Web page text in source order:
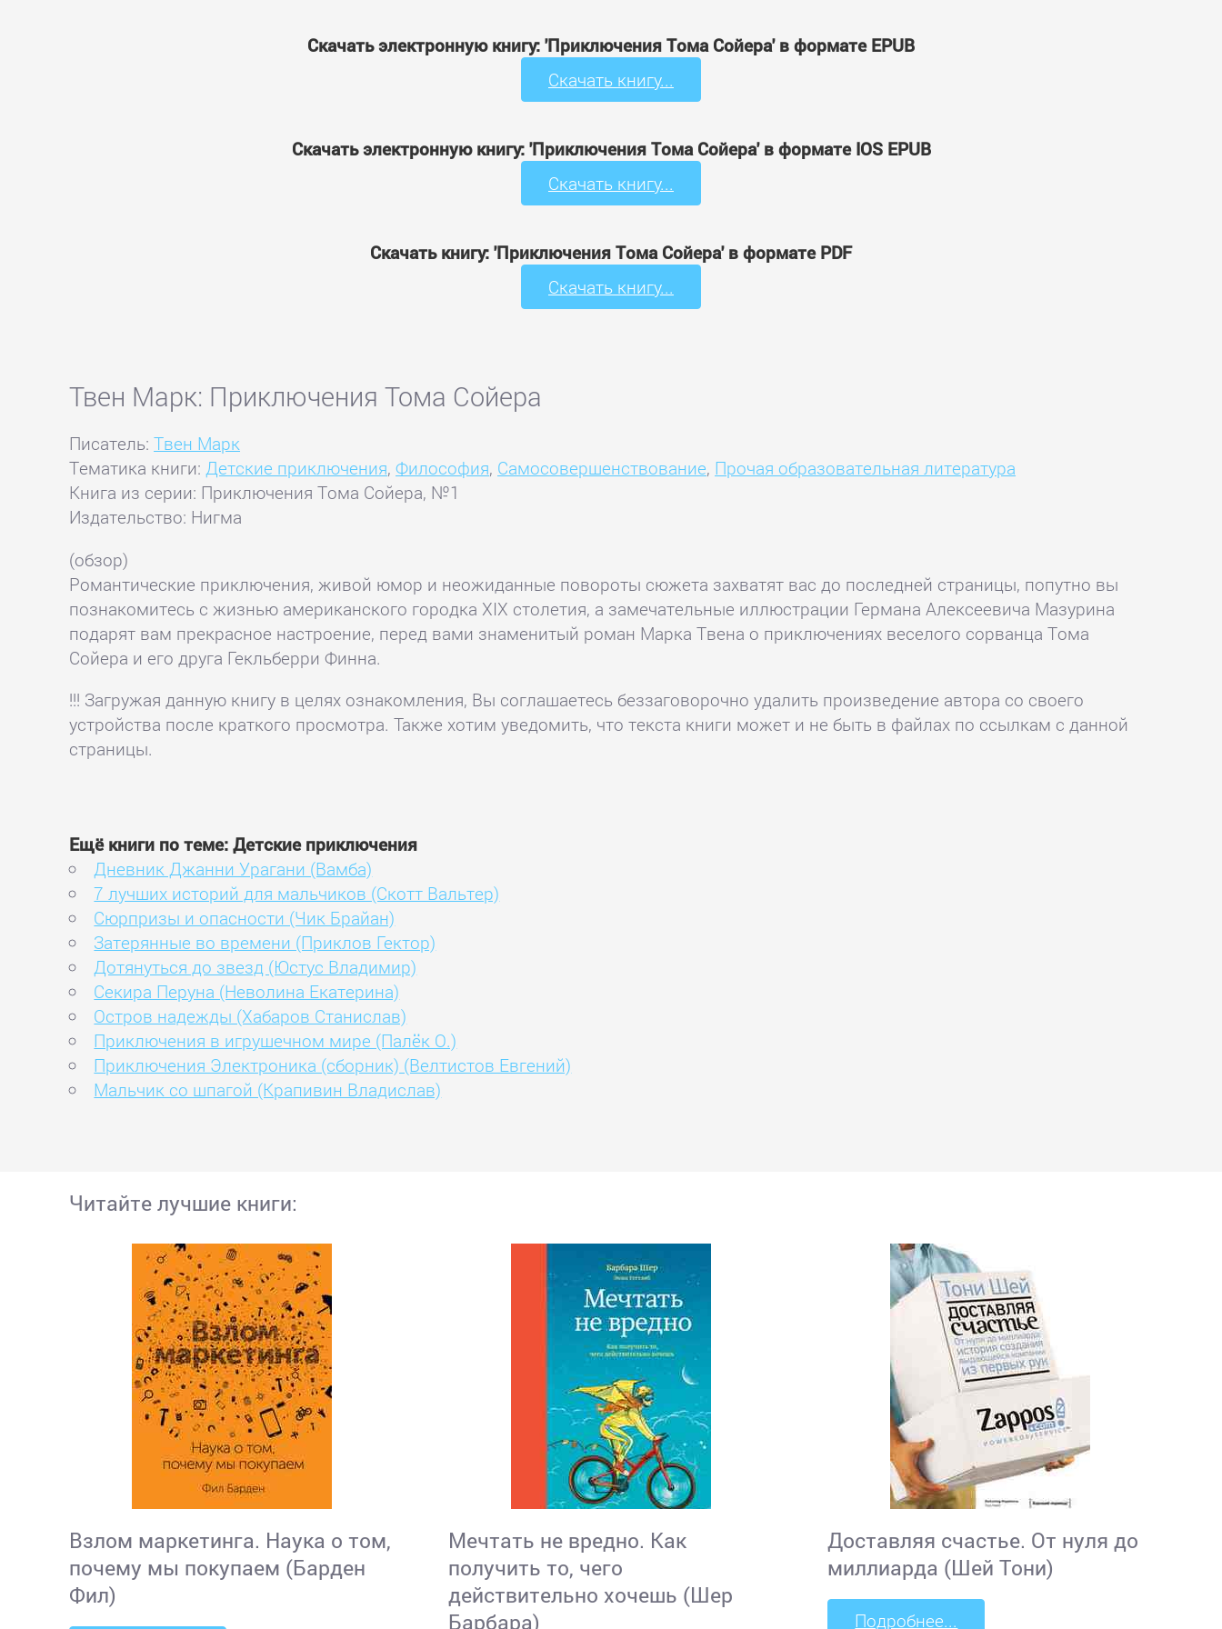
Скачать электронную книгу: 'Приключения Тома Сойера' в формате EPUB
Скачать книгу...
Скачать электронную книгу: 'Приключения Тома Сойера' в формате IOS EPUB
Скачать книгу...
Скачать книгу: 'Приключения Тома Сойера' в формате PDF
Скачать книгу...
Твен Марк: Приключения Тома Сойера
Писатель:Твен Марк
Тематика книги:Детские приключения,Философия, Самосовершенствование, Прочая образовательная литература
Книга из серии: Приключения Тома Сойера, №1
Издательство: Нигма
(обзор)
Романтические приключения, живой юмор и неожиданные повороты сюжета захватят вас до последней страницы, попутно вы
познакомитесь с жизнью американского городка XIX столетия, а замечательные иллюстрации Германа Алексеевича Мазурина
подарят вам прекрасное настроение, перед вами знаменитый роман Марка Твена о приключениях веселого сорванца Тома
Сойера и его друга Гекльберри Финна.
!!! Загружая данную книгу в целях ознакомления, Вы соглашаетесь беззаговорочно удалить произведение автора со своего
устройства после краткого просмотра. Также хотим уведомить, что текста книги может и не быть в файлах по ссылкам с данной
страницы.
Ещё книги по теме: Детские приключения
Дневник Джанни Урагани (Вамба)
7 лучших историй для мальчиков (Скотт Вальтер)
Сюрпризы и опасности (Чик Брайан)
Затерянные во времени (Приклов Гектор)
Дотянуться до звезд (Юстус Владимир)
Секира Перуна (Неволина Екатерина)
Остров надежды (Хабаров Станислав)
Приключения в игрушечном мире (Палёк О.)
Приключения Электроника (сборник) (Велтистов Евгений)
Мальчик со шпагой (Крапивин Владислав)
Читайте лучшие книги:
Взлом маркетинга. Наука о том,
почему мы покупаем (Барден
Фил)
Мечтать не вредно. Как
получить то, чего
действительно хочешь (Шер
Барбара)
Доставляя счастье. От нуля до
миллиарда (Шей Тони)
Подробнее...